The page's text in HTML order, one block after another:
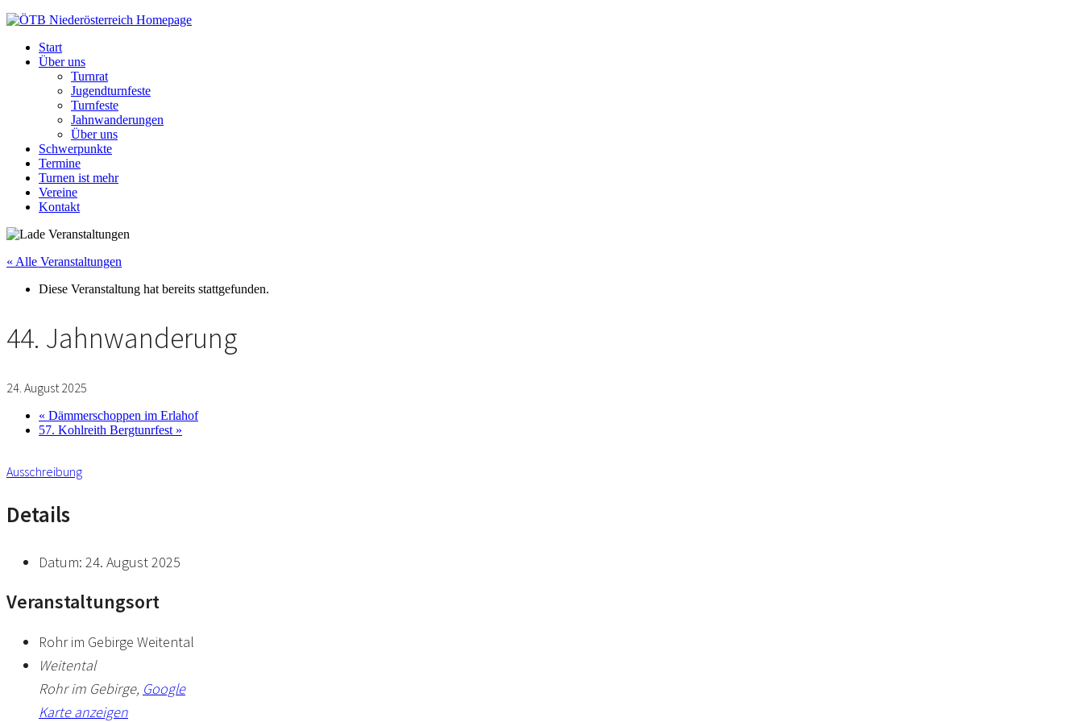
ÖTB
Start
Über uns
Turnrat
Jugendturnfeste
Turnfeste
Jahnwanderungen
Über uns
Schwerpunkte
Termine
Turnen ist mehr
Vereine
Kontakt
« Alle Veranstaltungen
Diese Veranstaltung hat bereits stattgefunden.
44. Jahnwanderung
24. August 2025
« Dämmerschoppen im Erlahof
57. Kohlreith Bergtunrfest »
Ausschreibung
Details
Datum: 24. August 2025
Veranstaltungsort
Rohr im Gebirge Weitental
Weitental
Rohr im Gebirge, Google
Karte anzeigen